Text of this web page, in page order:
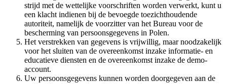
strijd met de wettelijke voorschriften worden verwerkt, kunt u
een klacht indienen bij de bevoegde toezichthoudende
autoriteit, namelijk de voorzitter van het Bureau voor de
bescherming van persoonsgegevens in Polen.
Het verstrekken van gegevens is vrijwillig, maar noodzakelijk
voor het sluiten van de overeenkomst inzake informatie- en
educatieve diensten en de overeenkomst inzake de demo-
account.
Uw persoonsgegevens kunnen worden doorgegeven aan de